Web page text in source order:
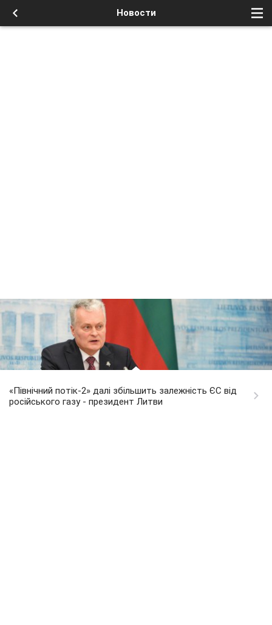
Новости
«Північний потік-2» далі збільшить залежність ЄС від
російського газу - президент Литви